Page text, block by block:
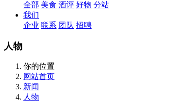
全部 美食 酒评 好物 分站
我们
企业 联系 团队 招聘
人物
你的位置
网站首页
新闻
人物